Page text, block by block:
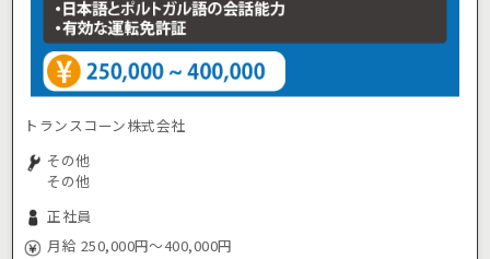
トランスコーン株式会社
その他
その他
正社員
月給 250,000円～400,000円